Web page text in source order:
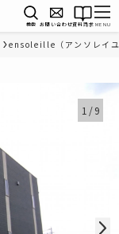
検索 お問い合わせ資料請求 MENU
ensoleille（アンソレイ
1 /9